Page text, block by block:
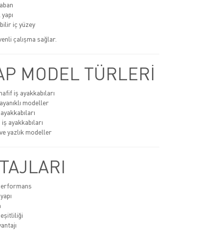
iç yüzey
çalışma sağlar.
MODEL TÜRLERİ
iş ayakkabıları
modeller
ayakkabıları
yazlık modeller